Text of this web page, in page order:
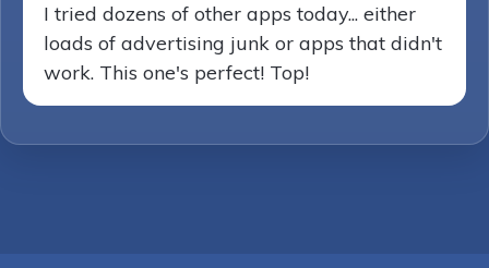
I tried dozens of other apps today... either
loads of advertising junk or apps that didn't
work. This one's perfect! Top!